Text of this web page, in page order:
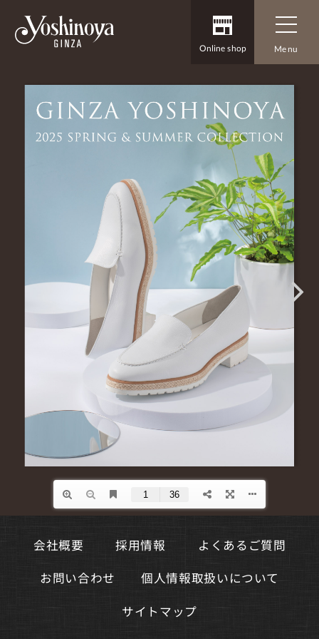
Online shop Menu
会社概要 採用情報 よくあるご質問
お問い合わせ 個人情報取扱いについて
サイトマップ